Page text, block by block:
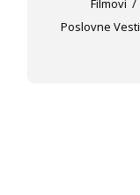
Poslovne Vesti